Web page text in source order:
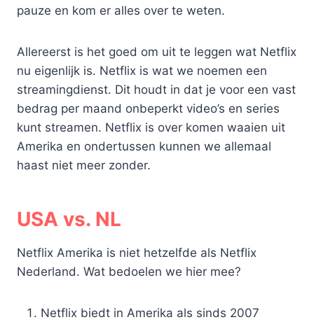
pauze en kom er alles over te weten.
Allereerst is het goed om uit te leggen wat Netflix
nu eigenlijk is. Netflix is wat we noemen een
streamingdienst. Dit houdt in dat je voor een vast
bedrag per maand onbeperkt video’s en series
kunt streamen. Netflix is over komen waaien uit
Amerika en ondertussen kunnen we allemaal
haast niet meer zonder.
USA vs. NL
Netflix Amerika is niet hetzelfde als Netflix
Nederland. Wat bedoelen we hier mee?
Netflix biedt in Amerika als sinds 2007